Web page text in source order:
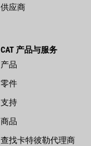
供应商
CAT 产品与服务
产品
零件
支持
商品
查找卡特彼勒代理商